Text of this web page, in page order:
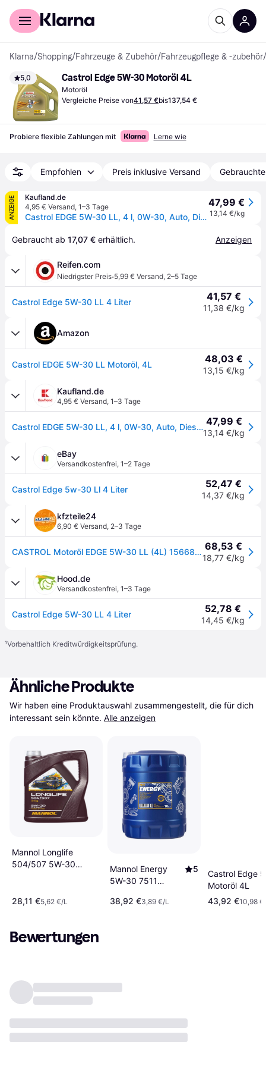
Für Shopper
Klarna/Shopping/Fahrzeuge & Zubehör/Fahrzeugpflege & -zubehör/
5,0 Castrol Edge 5W-30 Motoröl 4L
Motoröl
Vergleiche Preise von41,57 €bis137,54 €
Probiere flexible Zahlungen mit Lerne wie
Empfohlen Preis inklusive Versand
ANZEIGE
Kaufland.de
4,95 € Versand, 1–3 Tage
Castrol EDGE 5W-30 LL, 4 l, 0W-30, Auto, Dieselmotor, Ottomotor, Gold, 11,9 mm²/s
47,99 €
13,14 €/kg
Gebraucht ab 17,07 € erhältlich. Anzeigen
Reifen.com
Niedrigster Preis·5,99 € Versand, 2–5 Tage
Castrol Edge 5W-30 LL 4 Liter 41,57 €
11,38 €/kg
Amazon
Castrol EDGE 5W-30 LL Motoröl, 4L 48,03 €
13,15 €/kg
Kaufland.de
4,95 € Versand, 1–3 Tage
Castrol EDGE 5W-30 LL, 4 l, 0W-30, Auto, Dieselmotor, Ottomotor, Gold, 11,9 mm²/s 47,99 €
13,14 €/kg
eBay
Versandkostenfrei, 1–2 Tage
Castrol Edge 5w-30 Ll 4 Liter 52,47 €
14,37 €/kg
kfzteile24
6,90 € Versand, 2–3 Tage
CASTROL Motoröl EDGE 5W-30 LL (4L) 15668e 4l 68,53 €
18,77 €/kg
Hood.de
Versandkostenfrei, 1–3 Tage
Castrol Edge 5W-30 LL 4 Liter 52,78 €
14,45 €/kg
¹Vorbehaltlich Kreditwürdigkeitsprüfung.
Ähnliche Produkte
Wir haben eine Produktauswahl zusammengestellt, die für dich
interessant sein könnte. Alle anzeigen
Mannol Longlife
504/507 5W-30
28,11 €5,62 €/L
Mannol Energy
5W-30 7511
5
38,92 €3,89 €/L
Castrol Edge
Motoröl 4L
43,92 €10,98
Bewertungen